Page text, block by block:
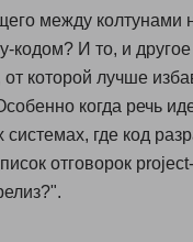
между колтунами
кодом? И то, и
которой лучше
когда речь
где код
отговорок